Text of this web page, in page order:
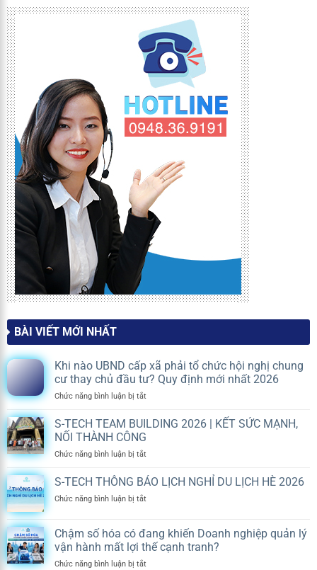
BÀI VIẾT MỚI NHẤT
Khi nào UBND cấp xã phải tổ chức hội nghị chung
cư thay chủ đầu tư? Quy định mới nhất 2026
Chức năng bình luận bị tắtở
nào
xã
tổ
hội
cư
thay
chủ
S-TECH TEAM BUILDING 2026 | KẾT SỨC MẠNH,
NỐI THÀNH CÔNG
Chức năng bình luận bị tắtở
TECH
BUILDING
KẾT
SỨC
MẠNH,
S-TECH THÔNG BÁO LỊCH NGHỈ DU LỊCH HÈ 2026
Chức năng bình luận bị tắtở
THÔNG
BÁO
Chậm số hóa có đang khiến Doanh nghiệp quản lý
vận hành mất lợi thế cạnh tranh?
Chức năng bình luận bị tắtở